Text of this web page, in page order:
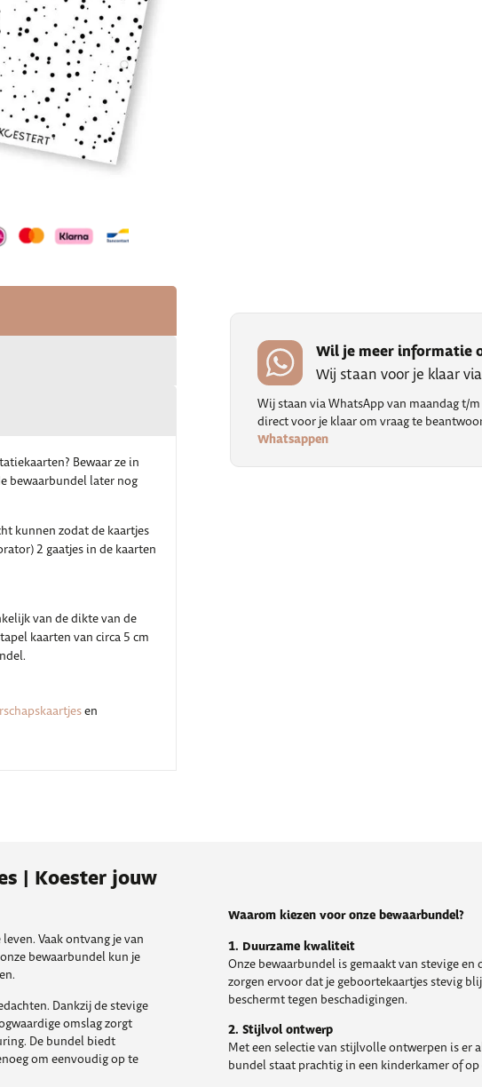
Bewaar ze in
bewaarbundel later nog
kunnen zodat de kaartjes
2 gaatjes in de kaarten
van de dikte van de
kaarten van circa 5 cm
en
Wil je meer informatie
Wij staan voor je klaar
Wij staan via WhatsApp van maandag t/
direct voor je klaar om vraag te
Whatsappen
| Koester jouw
Vaak ontvang je van
bewaarbundel kun je
Dankzij de stevige
omslag zorgt
De bundel biedt
om eenvoudig op te
Waarom kiezen voor onze bewaarbundel?
1. Duurzame kwaliteit
Onze bewaarbundel is gemaakt van stevige
zorgen ervoor dat je geboortekaartjes stevig
beschermt tegen beschadigingen.
2. Stijlvol ontwerp
Met een selectie van stijlvolle ontwerpen is er
bundel staat prachtig in een kinderkamer of